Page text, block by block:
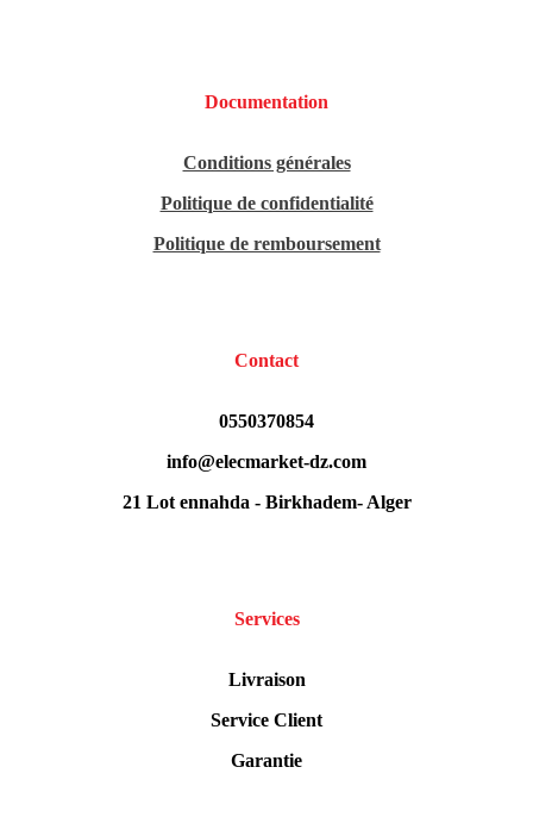
Documentation
Conditions générales
Politique de confidentialité
Politique de remboursement
Contact
0550370854
info@elecmarket-dz.com
21 Lot ennahda - Birkhadem- Alger
Services
Livraison
Service Client
Garantie